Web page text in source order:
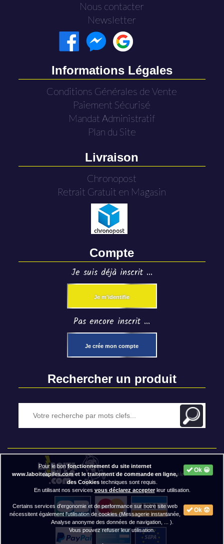
Nous contacter
Newsletter
Informations Légales
Conditions Générales de Vente
Paiement Sécurisé
Mandat Administratif
Plan du Site
Livraison
Chronopost
Retrait Gratuit en Magasin
Compte
Je suis déjà inscrit ...
Je m'identifie
Pas encore inscrit ...
Je crée mon compte
Rechercher un produit
2020 BAP ⓒ - Mentions légales
Ok 😀
Pour le bonfonctionnement du site internet
www.laboiteapiles.com et le traitement de commande en ligne,
des Cookiestechniques sont requis.
En utilisant nos services vous déclarez accepterleur utilisation.
Ok 😟
Certains services d'ergonomie et de performance sur notre site web
nécessitent également l'utilisation de cookies (Messagerie instantanée,
Analyse anonyme des données de navigation, ... ).
Vous pouvez refuser leur utilisation.